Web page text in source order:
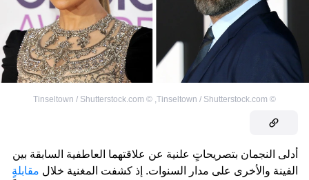
©
Tinseltown / Shutterstock.com
,
©
Tinseltown / Shutterstock.com
أدلى النجمان بتصريحاتٍ علنية عن علاقتهما العاطفية السابقة بين
الفينة والأخرى على مدار السنوات. إذ كشفت المغنية خلال مقابلةٍ